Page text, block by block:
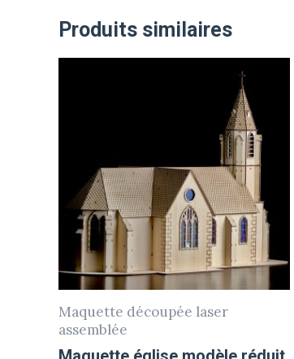
Produits similaires
Maquette découpée laser
assemblée